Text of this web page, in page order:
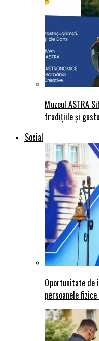
Muzeul ASTRA
tradițiile și
Social
Oportunitate de
persoanele